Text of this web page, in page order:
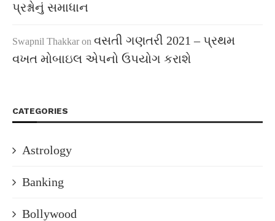
પ્રશ્નોનું સમાધાન
Swapnil Thakkar on વસતી ગણતરી 2021 – પ્રથમ
વખત મોબાઇલ એપનો ઉપયોગ કરાશે
CATEGORIES
Astrology
Banking
Bollywood